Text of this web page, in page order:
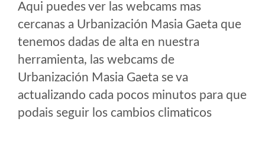
Aqui puedes ver las webcams mas
cercanas a Urbanización Masia Gaeta que
tenemos dadas de alta en nuestra
herramienta, las webcams de
Urbanización Masia Gaeta se va
actualizando cada pocos minutos para que
podais seguir los cambios climaticos